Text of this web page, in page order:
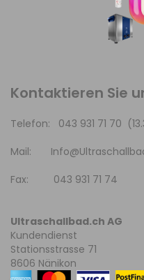
Kontaktieren Sie
Telefon: 043 931 71 70
Mail:
Fax: 043 931 71 74
Ultraschallbad.ch AG
Kundendienst
Stationsstrasse 71
8606 Nänikon